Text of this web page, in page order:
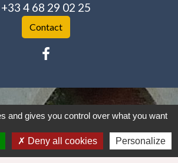
+33 4 68 29 02 25
Contact
- Politique de confidentialité -
- Plan du site -
and gives you control over what you want
Deny all cookies Personalize